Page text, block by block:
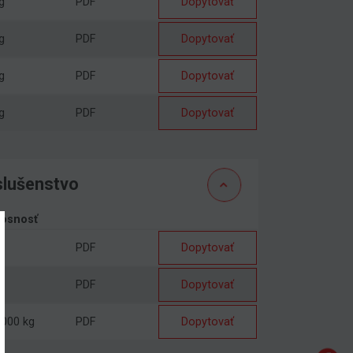
PDF Dopytovať
PDF Dopytovať
PDF Dopytovať
PDF Dopytovať
PDF Dopytovať
kg PDF Dopytovať